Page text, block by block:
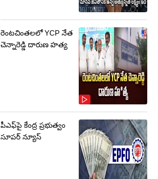
రెంటచింతలలో YCP నేత
చెన్నారెడ్డి దారుణ హత్య
పీఎఫ్‌పై కేంద్ర ప్రభుత్వం
సూపర్ న్యూస్